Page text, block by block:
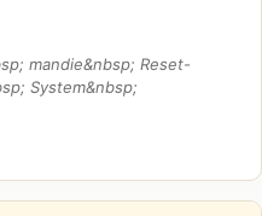
mandie&nbsp; Reset-
System&nbsp;